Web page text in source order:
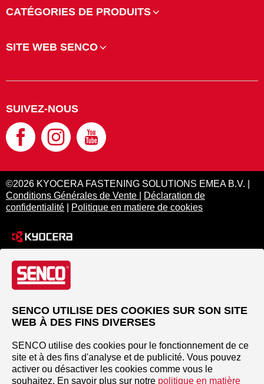
CATÉGORIES DE PRODUITS
SITE WEB SENCO
SUIVEZ-NOUS
©2026 KYOCERA FASTENING SOLUTIONS EMEA B.V. |
Conditions Générales de Vente
Déclaration de
confidentialité
Politique en matiere de cookies
SENCO UTILISE DES COOKIES SUR SON SITE
WEB À DES FINS DIVERSES
SENCO utilise des cookies pour le fonctionnement de ce
site et à des fins d'analyse et de publicité. Vous pouvez
activer ou désactiver les cookies comme vous le
souhaitez. En savoir plus sur notre politique en matière